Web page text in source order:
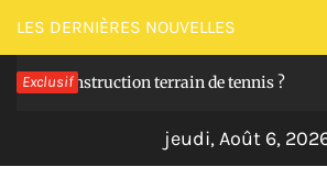
Passer
au
contenu
LES DERNIÈRES NOUVELLES
Exclusif
construction terrain de tennis ? Il y a
jeudi, Août 6,